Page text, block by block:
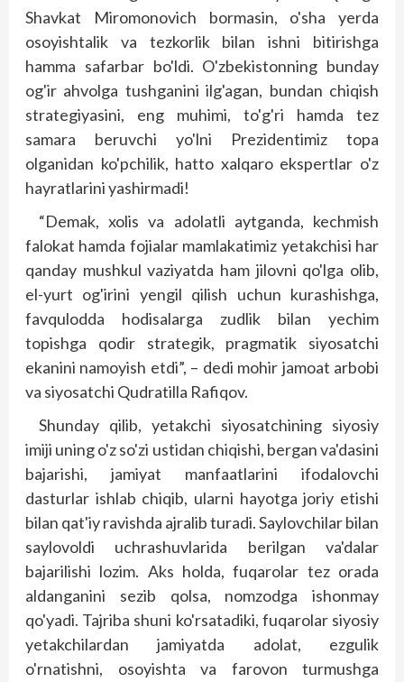
Shavkat Miromonovich bormasin, o'sha yerda
osoyishtalik va tezkorlik bilan ishni bitirishga
hamma safarbar bo'ldi. O'zbekistonning bunday
og'ir ahvolga tushganini ilg'agan, bundan chiqish
strategiyasini, eng muhimi, to'g'ri hamda tez
samara beruvchi yo'lni Prezidentimiz topa
olganidan ko'pchilik, hatto xalqaro ekspertlar o'z
hayratlarini yashirmadi!
“Demak, xolis va adolatli aytganda, kechmish
falokat hamda fojialar mamlakatimiz yetakchisi har
qanday mushkul vaziyatda ham jilovni qo'lga olib,
el-yurt og'irini yengil qilish uchun kurashishga,
favqulodda hodisalarga zudlik bilan yechim
topishga qodir strategik, pragmatik siyosatchi
ekanini namoyish etdi”, – dedi mohir jamoat arbobi
va siyosatchi Qudratilla Rafiqov.
Shunday qilib, yetakchi siyosatchining siyosiy
imiji uning o'z so'zi ustidan chiqishi, bergan va'dasini
bajarishi, jamiyat manfaatlarini ifodalovchi
dasturlar ishlab chiqib, ularni hayotga joriy etishi
bilan qat'iy ravishda ajralib turadi. Saylovchilar bilan
saylovoldi uchrashuvlarida berilgan va'dalar
bajarilishi lozim. Aks holda, fuqarolar tez orada
aldanganini sezib qolsa, nomzodga ishonmay
qo'yadi. Tajriba shuni ko'rsatadiki, fuqarolar siyosiy
yetakchilardan jamiyatda adolat, ezgulik
o'rnatishni, osoyishta va farovon turmushga